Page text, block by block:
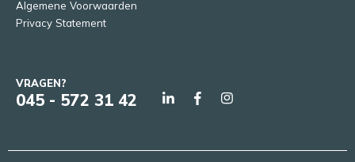
Algemene Voorwaarden
Privacy Statement
VRAGEN?
045 - 572 31 42